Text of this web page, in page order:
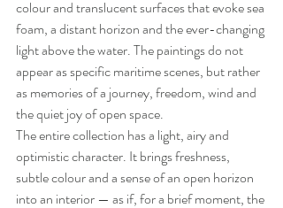
colour and translucent surfaces that evoke sea
foam, a distant horizon and the ever-changing
light above the water. The paintings do not
appear as specific maritime scenes, but rather
as memories of a journey, freedom, wind and
the quiet joy of open space.
The entire collection has a light, airy and
optimistic character. It brings freshness,
subtle colour and a sense of an open horizon
into an interior — as if, for a brief moment, the